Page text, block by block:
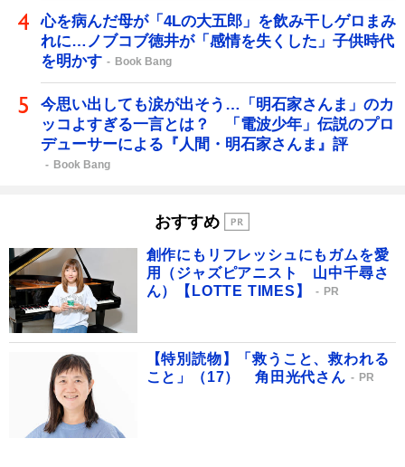
心を病んだ母が「4Lの大五郎」を飲み干しゲロまみ
れに…ノブコブ徳井が「感情を失くした」子供時代
を明かす
Book Bang
今思い出しても涙が出そう…「明石家さんま」のカ
ッコよすぎる一言とは？ 「電波少年」伝説のプロ
デューサーによる『人間・明石家さんま』評
Book Bang
おすすめ
創作にもリフレッシュにもガムを愛
用（ジャズピアニスト 山中千尋さ
ん）【LOTTE TIMES】
PR
【特別読物】「救うこと、救われる
こと」（17） 角田光代さん
PR